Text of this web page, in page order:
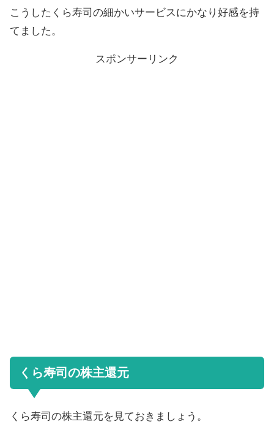
こうしたくら寿司の細かいサービスにかなり好感を持
てました。
スポンサーリンク
くら寿司の株主還元
くら寿司の株主還元を見ておきましょう。